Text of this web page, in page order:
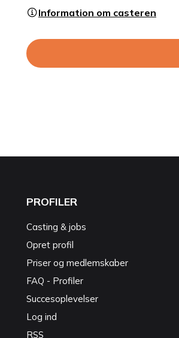
Information om casteren
PROFILER
Casting & jobs
Opret profil
Priser og medlemskaber
FAQ - Profiler
Succesoplevelser
Log ind
RSS